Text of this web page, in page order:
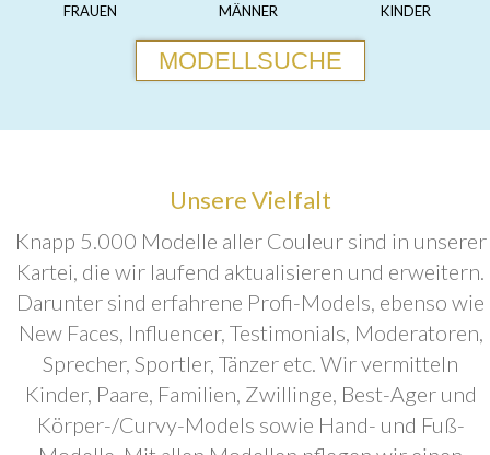
FRAUEN MÄNNER KINDER
MODELLSUCHE
Unsere Vielfalt
Knapp 5.000 Modelle aller Couleur sind in unserer
Kartei, die wir laufend aktualisieren und erweitern.
Darunter sind erfahrene Profi-Models, ebenso wie
New Faces, Influencer, Testimonials, Moderatoren,
Sprecher, Sportler, Tänzer etc. Wir vermitteln
Kinder, Paare, Familien, Zwillinge, Best-Ager und
Körper-/Curvy-Models sowie Hand- und Fuß-